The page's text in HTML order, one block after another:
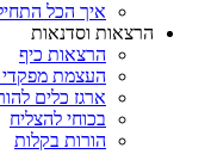
איך הכל
הרצאות וסדנאות
הרצאות כיף
העצמת
ארגז כלים
בכוחי להצליח
הורות בקלות